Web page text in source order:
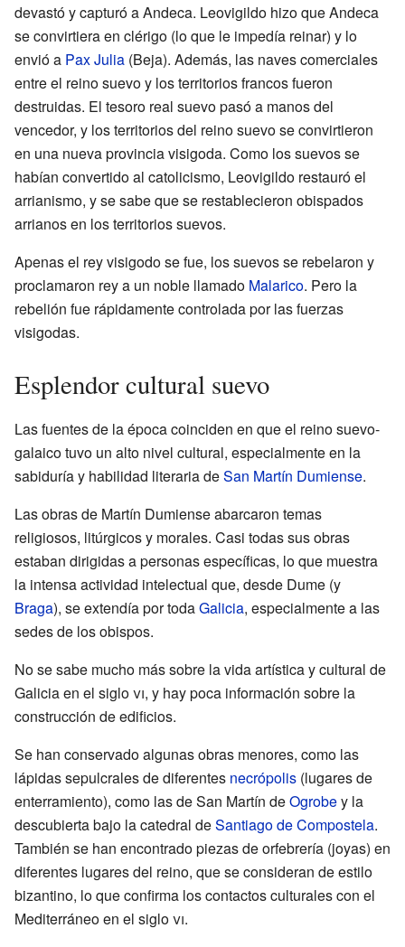
devastó y capturó a Andeca. Leovigildo hizo que Andeca
se convirtiera en clérigo (lo que le impedía reinar) y lo
envió a Pax Julia (Beja). Además, las naves comerciales
entre el reino suevo y los territorios francos fueron
destruidas. El tesoro real suevo pasó a manos del
vencedor, y los territorios del reino suevo se convirtieron
en una nueva provincia visigoda. Como los suevos se
habían convertido al catolicismo, Leovigildo restauró el
arrianismo, y se sabe que se restablecieron obispados
arrianos en los territorios suevos.
Apenas el rey visigodo se fue, los suevos se rebelaron y
proclamaron rey a un noble llamado Malarico. Pero la
rebelión fue rápidamente controlada por las fuerzas
visigodas.
Esplendor cultural suevo
Las fuentes de la época coinciden en que el reino suevo-
galaico tuvo un alto nivel cultural, especialmente en la
sabiduría y habilidad literaria deSan Martín Dumiense.
Las obras de Martín Dumiense abarcaron temas
religiosos, litúrgicos y morales. Casi todas sus obras
estaban dirigidas a personas específicas, lo que muestra
la intensa actividad intelectual que, desde Dume (y
Braga), se extendía por todaGalicia, especialmente a las
sedes de los obispos.
No se sabe mucho más sobre la vida artística y cultural de
Galicia en el siglovi, y hay poca información sobre la
construcción de edificios.
Se han conservado algunas obras menores, como las
lápidas sepulcrales de diferentes necrópolis (lugares de
enterramiento), como las de San Martín deOgrobey la
descubierta bajo la catedral deSantiago de Compostela.
También se han encontrado piezas de orfebrería (joyas) en
diferentes lugares del reino, que se consideran de estilo
bizantino, lo que confirma los contactos culturales con el
Mediterráneo en el siglovi.